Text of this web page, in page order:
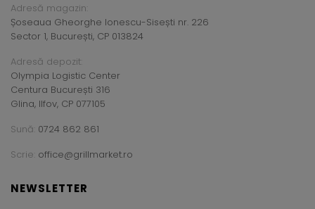
Adresă magazin:
Șoseaua Gheorghe Ionescu-Sisești nr. 226
Sector 1, București, CP 013824
Adresă depozit:
Olympia Logistic Center
Centura București 316
Glina, Ilfov, CP 077105
Sună: 0724 862 861
Scrie: office@grillmarket.ro
NEWSLETTER